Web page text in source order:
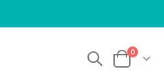
Cart
0items